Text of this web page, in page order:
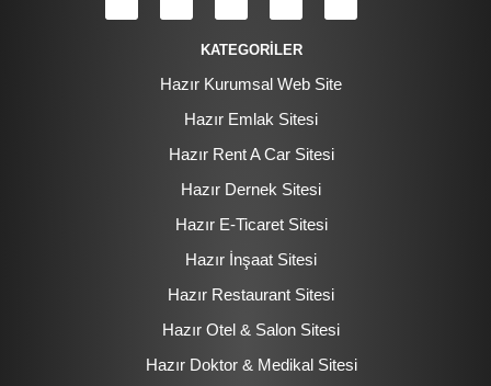
KATEGORİLER
Hazır Kurumsal Web Site
Hazır Emlak Sitesi
Hazır Rent A Car Sitesi
Hazır Dernek Sitesi
Hazır E-Ticaret Sitesi
Hazır İnşaat Sitesi
Hazır Restaurant Sitesi
Hazır Otel & Salon Sitesi
Hazır Doktor & Medikal Sitesi